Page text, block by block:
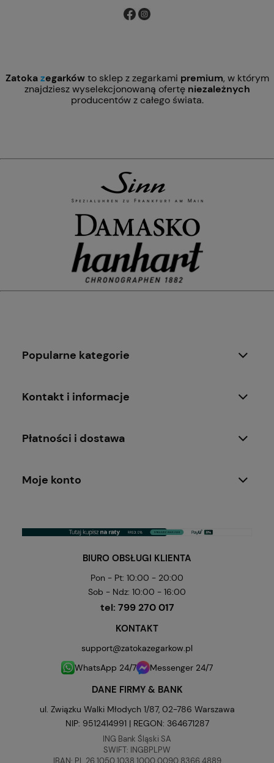
Zatokazegarkówto sklep z zegarkami premium, w którym
znajdziesz wyselekcjonowaną ofertę niezależnych
producentów z całego świata.
Popularne kategorie
Kontakt i informacje
Płatności i dostawa
Moje konto
BIURO OBSŁUGI KLIENTA
Pon - Pt: 10:00 - 20:00
Sob - Ndz: 10:00 - 16:00
tel: 799 270 017
KONTAKT
support@zatokazegarkow.pl
WhatsApp 24/7
Messenger 24/7
DANE FIRMY & BANK
ul. Związku Walki Młodych 1/87, 02-786 Warszawa
NIP: 9512414991 | REGON: 364671287
ING Bank Śląski SA
SWIFT: INGBPLPW